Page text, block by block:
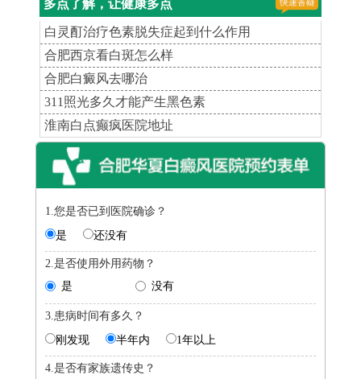
多点了解，让健康多点
白灵酊治疗色素脱失症起到什么作用
合肥西京看白斑怎么样
合肥白癜风去哪治
311照光多久才能产生黑色素
淮南白点癫疯医院地址
1.您是否已到医院确诊？
是
还没有
2.是否使用外用药物？
是
没有
3.患病时间有多久？
刚发现
半年内 1年以上
4.是否有家族遗传史？